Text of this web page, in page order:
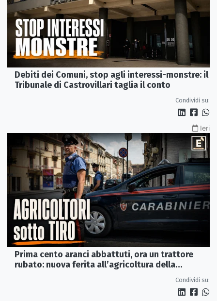
Debiti dei Comuni, stop agli interessi-monstre: il
Tribunale di Castrovillari taglia il conto
Condividi su:
Ieri
Prima cento aranci abbattuti, ora un trattore
rubato: nuova ferita all’agricoltura della
Condividi su: